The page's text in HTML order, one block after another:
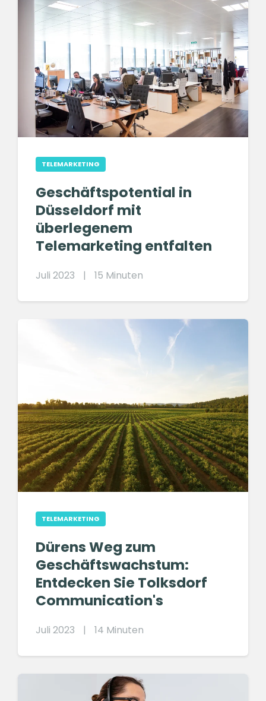
TELEMARKETING
Geschäftspotential in
Düsseldorf mit
überlegenem
Telemarketing entfalten
Juli 2023 | 15 Minuten
TELEMARKETING
Dürens Weg zum
Geschäftswachstum:
Entdecken Sie Tolksdorf
Communication's
Juli 2023 | 14 Minuten